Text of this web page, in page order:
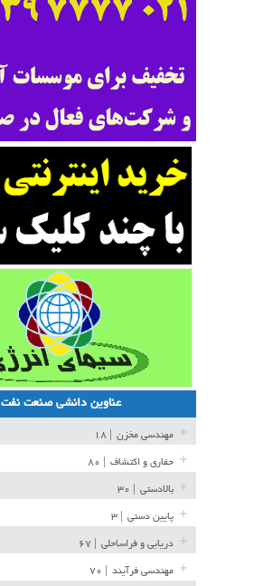
عناوین دانشی صنعت نفت
مهندسی مخزن
حفاری و اکتشاف
بالادستی
پایین دستی
دریایی و فراساحلی
مهندسی فرآیند